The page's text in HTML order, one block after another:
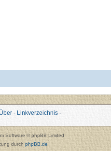
Über- Linkverzeichnis-
Software © phpBB Limited
durch phpBB.de